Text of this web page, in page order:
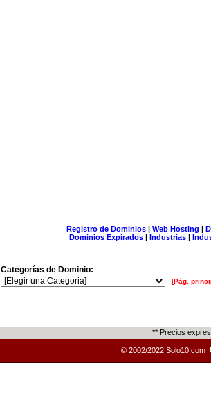
Registro de Dominios| Web Hosting |
Dominios Expirados | Industrias |
Categorías de Dominio:
[Pág.
** Precios
© 2002/2022 Solo10.com